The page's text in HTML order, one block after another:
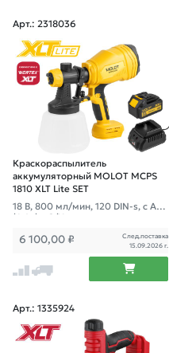
Арт.: 2318036
Краскораспылитель
аккумуляторный MOLOT MCPS
1810 XLT Lite SET
18 В, 800 мл/мин, 120 DIN-s, с АКБ
(4 Ач) и З/У
6 100,00 ₽
След.поставка
15.09.2026 г.
Арт.: 1335924